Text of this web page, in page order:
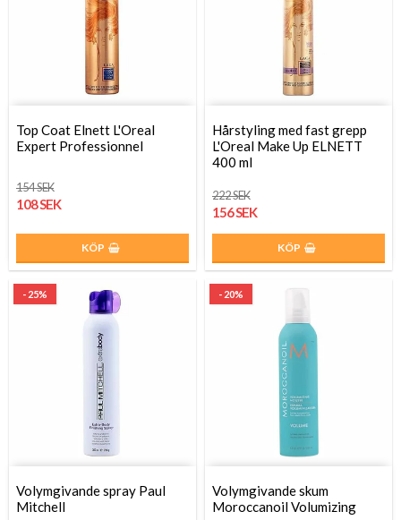
Top Coat Elnett L'Oreal
Expert Professionnel
154 SEK
108 SEK
KÖP
Hårstyling med fast grepp
L'Oreal Make Up ELNETT
400 ml
222 SEK
156 SEK
KÖP
- 25%
Volymgivande spray Paul
Mitchell
- 20%
Volymgivande skum
Moroccanoil Volumizing